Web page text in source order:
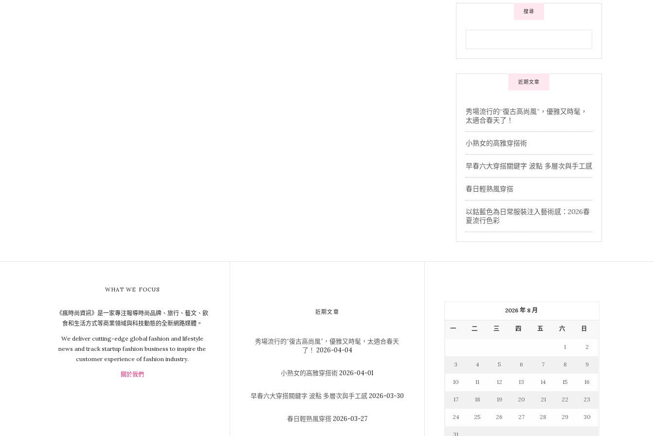
搜尋
近期文章
秀場流行的“復古高尚風”，優雅又時髦，
太適合春天了！
小熟女的高雅穿搭術
早春六大穿搭關鍵字 波點 多層次與手工感
春日輕熟風穿搭
以鈷藍色為日常服裝注入藝術感：2026春
夏流行色彩
WHAT WE FOCUS
《瘋時尚資訊》是一家專注報導時尚品牌、旅行、藝文、飲
食和生活方式等商業領域與科技動態的全新網路媒體。
We deliver cutting-edge global fashion and lifestyle
news and track startup fashion business to inspire the
customer experience of fashion industry.
關於我們
近期文章
秀場流行的“復古高尚風”，優雅又時髦，太適合春天
了！ 2026-04-04
小熟女的高雅穿搭術2026-04-01
早春六大穿搭關鍵字 波點 多層次與手工感2026-03-30
春日輕熟風穿搭2026-03-27
2026 年 8 月
一 二 三 四 五 六 日
1 2
3 4 5 6 7 8 9
10 11 12 13 14 15 16
17 18 19 20 21 22 23
24 25 26 27 28 29 30
31